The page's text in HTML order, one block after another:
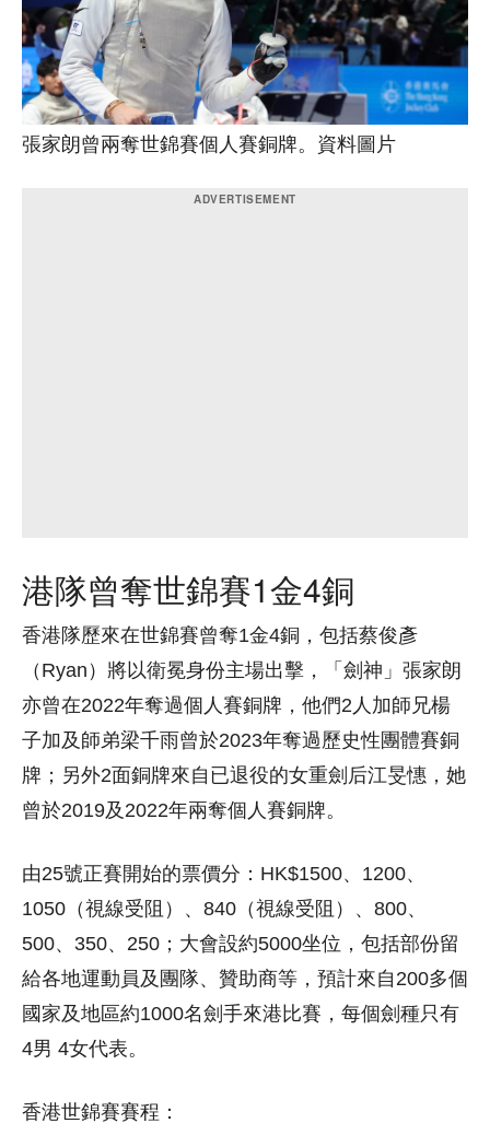
張家朗曾兩奪世錦賽個人賽銅牌。資料圖片
港隊曾奪世錦賽1金4銅
香港隊歷來在世錦賽曾奪1金4銅，包括蔡俊彥
（Ryan）將以衛冕身份主場出擊，「劍神」張家朗
亦曾在2022年奪過個人賽銅牌，他們2人加師兄楊
子加及師弟梁千雨曾於2023年奪過歷史性團體賽銅
牌；另外2面銅牌來自已退役的女重劍后江旻憓，她
曾於2019及2022年兩奪個人賽銅牌。
由25號正賽開始的票價分：HK$1500、1200、
1050（視線受阻）、840（視線受阻）、800、
500、350、250；大會設約5000坐位，包括部份留
給各地運動員及團隊、贊助商等，預計來自200多個
國家及地區約1000名劍手來港比賽，每個劍種只有
4男 4女代表。
香港世錦賽賽程：